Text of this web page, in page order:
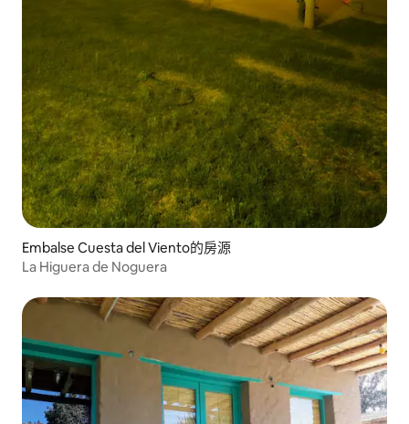
Embalse Cuesta del Viento的房源
La Higuera de Noguera